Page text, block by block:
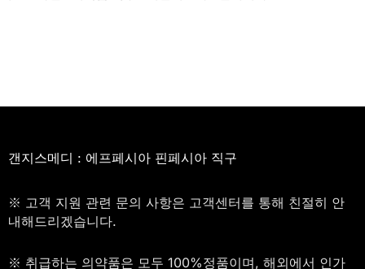
갠지스메디 : 에프페시아 핀페시아 직구
※ 고객 지원 관련 문의 사항은 고객센터를 통해 친절히 안
내해드리겠습니다.
※ 취급하는 의약품은 모두 100%정품이며, 해외에서 인가